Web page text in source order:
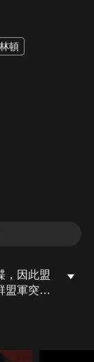
頓
，因此盟
盟軍突擊